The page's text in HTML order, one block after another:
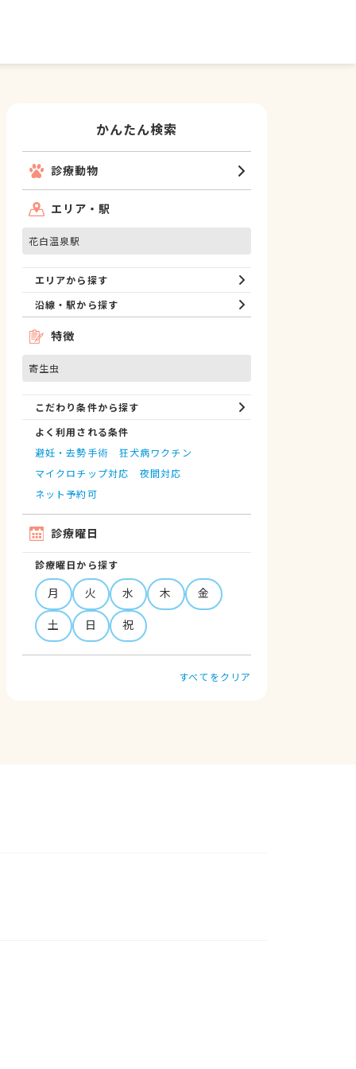
かんたん検索
診療動物
エリア・駅
花白温泉駅
エリアから探す
沿線・駅から探す
特徴
寄生虫
こだわり条件から探す
よく利用される条件
避妊・去勢手術
狂犬病ワクチン
マイクロチップ対応
夜間対応
ネット予約可
診療曜日
診療曜日から探す
月 火 水 木
金
土
日 祝
すべてをクリア